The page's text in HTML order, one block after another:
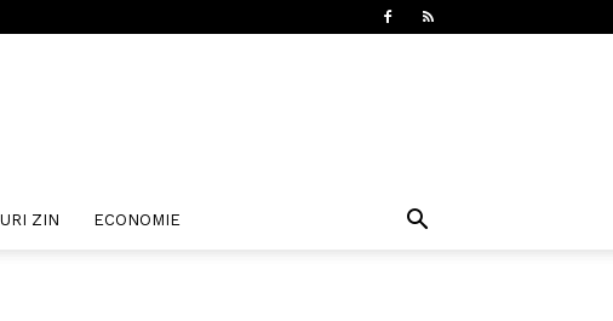
ZIN ECONOMIE